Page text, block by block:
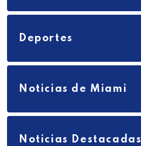
Deportes
Noticias de Miami
Noticias Destacadas